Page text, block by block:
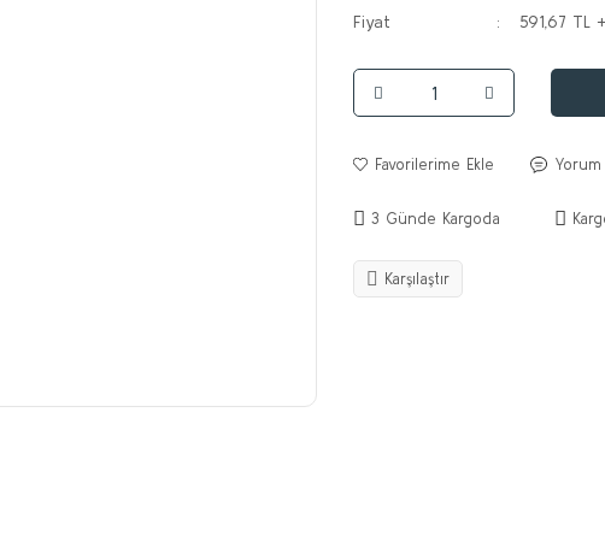
Fiyat
591,67 TL
Yorum
3 Günde Kargoda
Karşılaştır